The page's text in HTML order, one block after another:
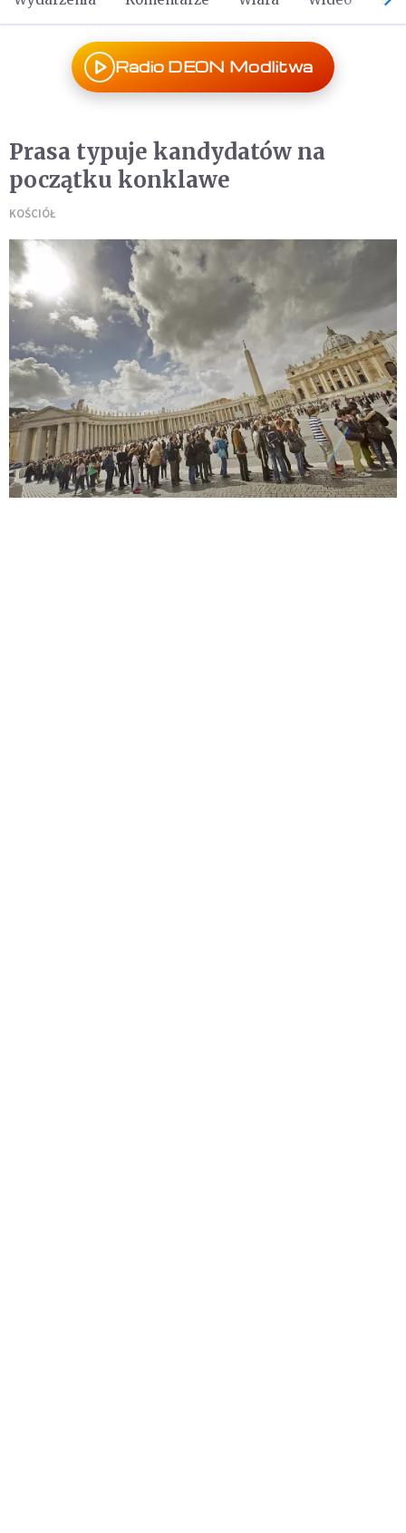
Radio DEON Modlitwa
Prasa typuje kandydatów na
początku konklawe
KOŚCIÓŁ